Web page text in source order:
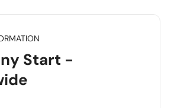
Start -